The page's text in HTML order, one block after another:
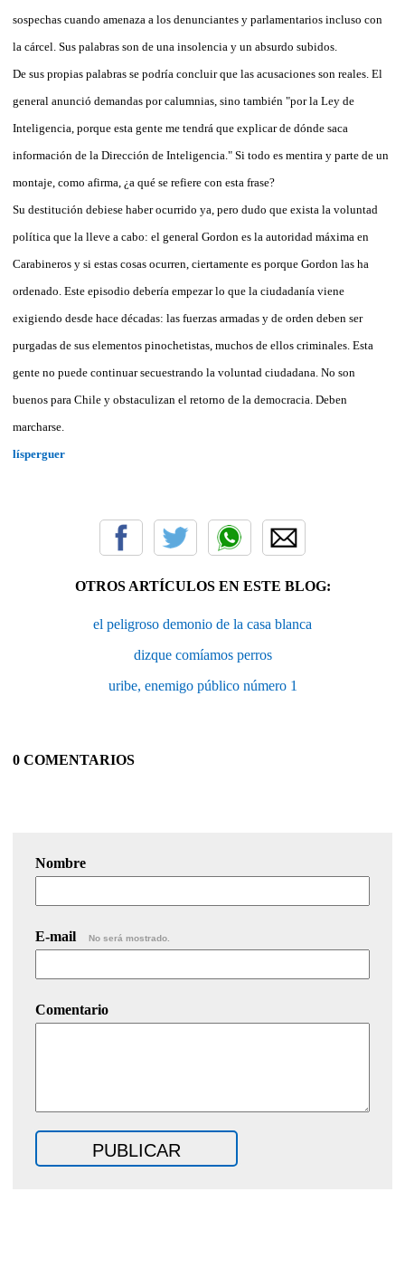
sospechas cuando amenaza a los denunciantes y parlamentarios incluso con
la cárcel. Sus palabras son de una insolencia y un absurdo subidos.
De sus propias palabras se podría concluir que las acusaciones son reales. El
general anunció demandas por calumnias, sino también "por la Ley de
Inteligencia, porque esta gente me tendrá que explicar de dónde saca
información de la Dirección de Inteligencia." Si todo es mentira y parte de un
montaje, como afirma, ¿a qué se refiere con esta frase?
Su destitución debiese haber ocurrido ya, pero dudo que exista la voluntad
política que la lleve a cabo: el general Gordon es la autoridad máxima en
Carabineros y si estas cosas ocurren, ciertamente es porque Gordon las ha
ordenado. Este episodio debería empezar lo que la ciudadanía viene
exigiendo desde hace décadas: las fuerzas armadas y de orden deben ser
purgadas de sus elementos pinochetistas, muchos de ellos criminales. Esta
gente no puede continuar secuestrando la voluntad ciudadana. No son
buenos para Chile y obstaculizan el retorno de la democracia. Deben
marcharse.
lísperguer
OTROS ARTÍCULOS EN ESTE BLOG:
el peligroso demonio de la casa blanca
dizque comíamos perros
uribe, enemigo público número 1
0 COMENTARIOS
Nombre
E-mail No será mostrado.
Comentario